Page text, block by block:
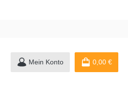
Mein Konto 0,00 €